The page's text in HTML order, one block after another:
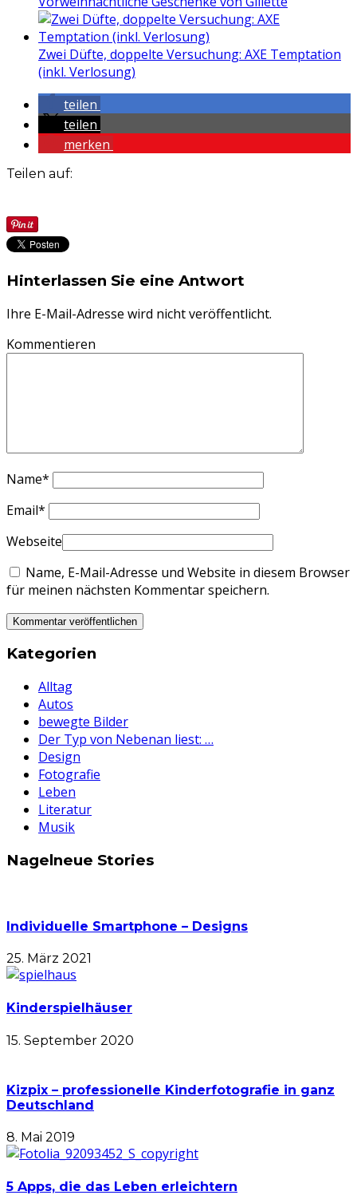
Zwei Düfte, doppelte Versuchung: AXE Temptation
(inkl. Verlosung)
teilen
teilen
merken
Teilen auf:
Hinterlassen Sie eine Antwort
Ihre E-Mail-Adresse wird nicht veröffentlicht.
Kommentieren
Name*
Email*
Webseite
Name, E-Mail-Adresse und Website in diesem Browser
für meinen nächsten Kommentar speichern.
Kategorien
Alltag
Autos
bewegte Bilder
Der Typ von Nebenan liest: …
Design
Fotografie
Leben
Literatur
Musik
Nagelneue Stories
Individuelle Smartphone – Designs
25. März 2021
Kinderspielhäuser
15. September 2020
Kizpix – professionelle Kinderfotografie in ganz
Deutschland
8. Mai 2019
5 Apps, die das Leben erleichtern